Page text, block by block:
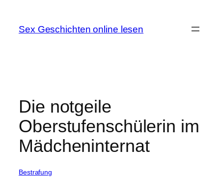
springen
Sex Geschichten online lesen
Die notgeile
Oberstufenschülerin im
Mädcheninternat
Bestrafung